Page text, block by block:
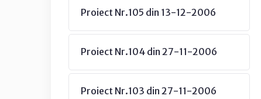
Proiect Nr.105 din 13-12-2006
Proiect Nr.104 din 27-11-2006
Proiect Nr.103 din 27-11-2006